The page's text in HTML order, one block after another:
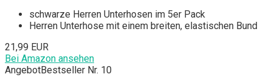
schwarze Herren Unterhosen im 5er Pack
Herren Unterhose mit einem breiten, elastischen Bund
21,99 EUR
Bei Amazon ansehen
AngebotBestseller Nr. 10